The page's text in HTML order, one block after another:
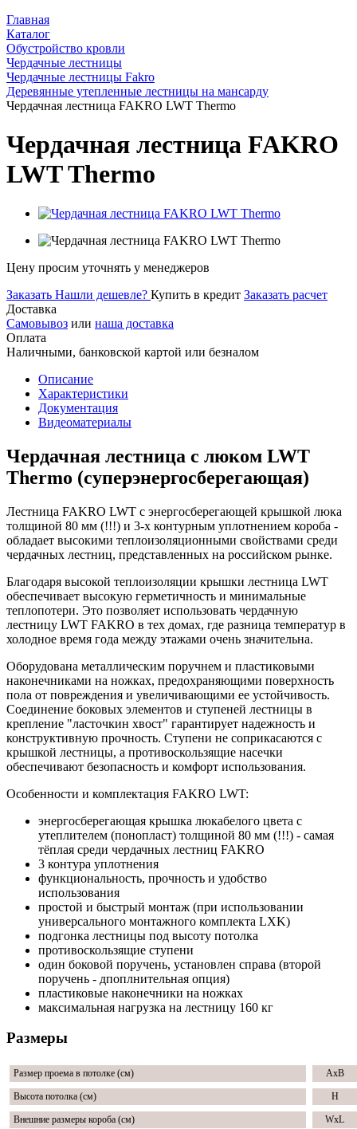
Главная
Каталог
Обустройство кровли
Чердачные лестницы
Чердачные лестницы Fakro
Деревянные утепленные лестницы на мансарду
Чердачная лестница FAKRO LWT Thermo
Чердачная лестница FAKRO
LWT Thermo
Цену просим уточнять у менеджеров
Заказать Нашли дешевле? Купить в кредит Заказать расчет
Доставка
Самовывоз или наша доставка
Оплата
Наличными, банковской картой или безналом
Описание
Характеристики
Документация
Видеоматериалы
Чердачная лестница с люком LWT
Thermo (суперэнергосберегающая)
Лестница FAKRO LWT с энергосберегающей крышкой люка
толщиной 80 мм (!!!) и 3-х контурным уплотнением короба -
обладает высокими теплоизоляционными свойствами среди
чердачных лестниц, представленных на российском рынке.
Благодаря высокой теплоизоляции крышки лестница LWT
обеспечивает высокую герметичность и минимальные
теплопотери. Это позволяет использовать чердачную
лестницу LWT FAKRO в тех домах, где разница температур в
холодное время года между этажами очень значительна.
Оборудована металлическим поручнем и пластиковыми
наконечниками на ножках, предохраняющими поверхность
пола от повреждения и увеличивающими ее устойчивость.
Соединение боковых элементов и ступеней лестницы в
крепление "ласточкин хвост" гарантирует надежность и
конструктивную прочность. Ступени не соприкасаются с
крышкой лестницы, а противоскользящие насечки
обеспечивают безопасность и комфорт использования.
Особенности и комплектация FAKRO LWT:
энергосберегающая крышка люкабелого цвета с
утеплителем (понопласт) толщиной 80 мм (!!!) - самая
тёплая среди чердачных лестниц FAKRO
3 контура уплотнения
функциональность, прочность и удобство
использования
простой и быстрый монтаж (при использовании
универсального монтажного комплекта LXK)
подгонка лестницы под высоту потолка
противоскользящие ступени
один боковой поручень, установлен справа (второй
поручень - дпоплнительная опция)
пластиковые наконечники на ножках
максимальная нагрузка на лестницу 160 кг
Размеры
Размер проема в потолке (см) AxB
Высота потолка (см) H
Внешние размеры короба (см) WxL